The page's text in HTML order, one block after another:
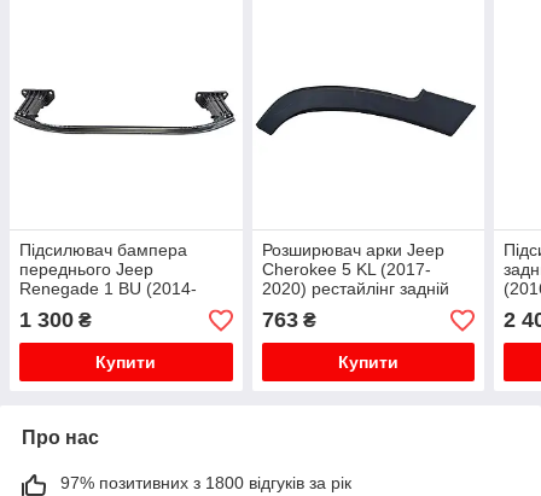
Підсилювач бампера
переднього Jeep
Renegade 1 BU (2014-
2023) дорест Junsite
1 300 ₴
Купити
Розширювач арки Jeep
Cherokee 5 KL (2017-
2020) рестайлінг задній
правий передній Junsite
763₴
Купити
2
Про нас
97% позитивних з 1800 відгуків за рік